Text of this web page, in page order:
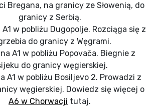
Bregana, na granicy ze Słowenią, do
granicy z Serbią.
w pobliżu Dugopolje. Rozciąga się z
do granicy z Węgrami.
A1 w pobliżu Popovača. Biegnie z
do granicy węgierskiej.
A1 w pobliżu Bosiljevo 2. Prowadzi z
węgierskiej. Dowiedz się więcej o
A6 w Chorwacji tutaj.